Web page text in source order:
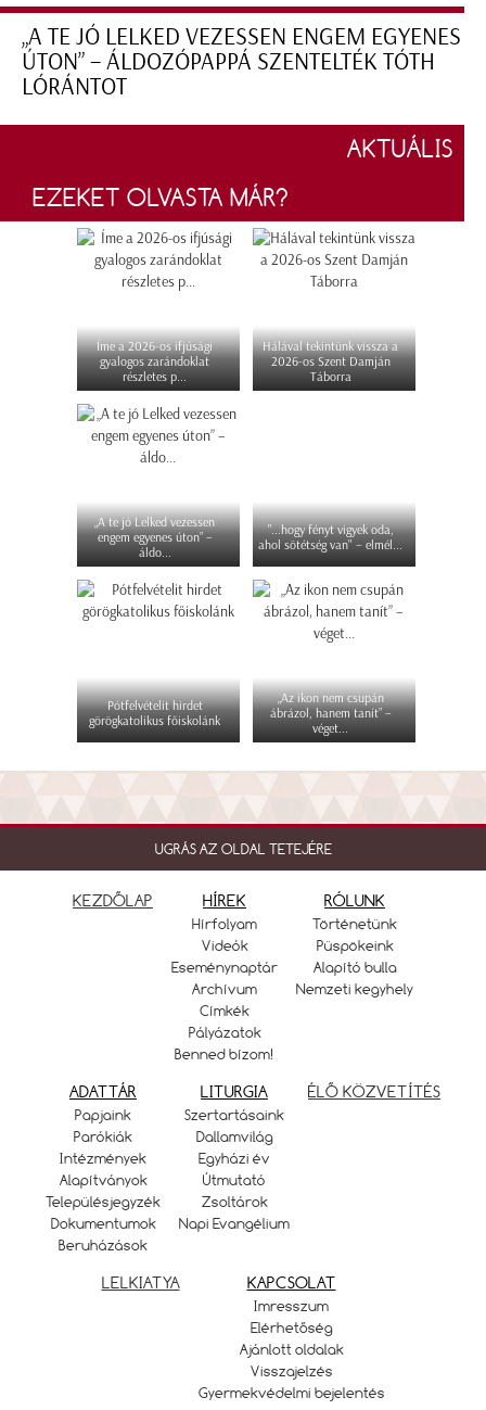
„A TE JÓ LELKED VEZESSEN ENGEM EGYENES
ÚTON” – ÁLDOZÓPAPPÁ SZENTELTÉK TÓTH
LÓRÁNTOT
AKTUÁLIS
EZEKET OLVASTA MÁR?
Íme a 2026-os ifjúsági
gyalogos zarándoklat
részletes p...
Hálával tekintünk vissza a
2026-os Szent Damján
Táborra
„A te jó Lelked vezessen
engem egyenes úton” –
áldo...
"...hogy fényt vigyek oda,
ahol sötétség van" – elmél...
Pótfelvételit hirdet
görögkatolikus főiskolánk
„Az ikon nem csupán
ábrázol, hanem tanít” –
véget...
UGRÁS AZ OLDAL TETEJÉRE
KEZDŐLAP HÍREK
Hírfolyam
Videók
Eseménynaptár
Archívum
Címkék
Pályázatok
Benned bízom!
RÓLUNK
Történetünk
Püspökeink
Alapító bulla
Nemzeti kegyhely
ADATTÁR
Papjaink
Parókiák
Intézmények
Alapítványok
Településjegyzék
Dokumentumok
Beruházások
LITURGIA
Szertartásaink
Dallamvilág
Egyházi év
Útmutató
Zsoltárok
Napi Evangélium
ÉLŐ KÖZVETÍTÉS
LELKIATYA KAPCSOLAT
Imresszum
Elérhetőség
Ajánlott oldalak
Visszajelzés
Gyermekvédelmi bejelentés